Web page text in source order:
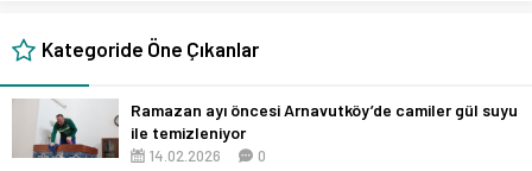
Kategoride Öne Çıkanlar
Ramazan ayı öncesi Arnavutköy’de camiler gül suyu
ile temizleniyor
14.02.2026 0